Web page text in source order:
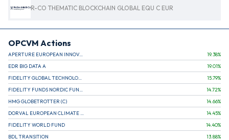
R-CO THEMATIC BLOCKCHAIN GLOBAL EQU C EUR
OPCVM Actions
APERTURE EUROPEAN INNOVATION 19.38%
EDR BIG DATA A
19.01%
15.79%
14.72%
HMG GLOBETROTTER (C)
14.66%
14.45%
FIDELITY WORLD FUND
14.40%
BDL TRANSITION
13.88%